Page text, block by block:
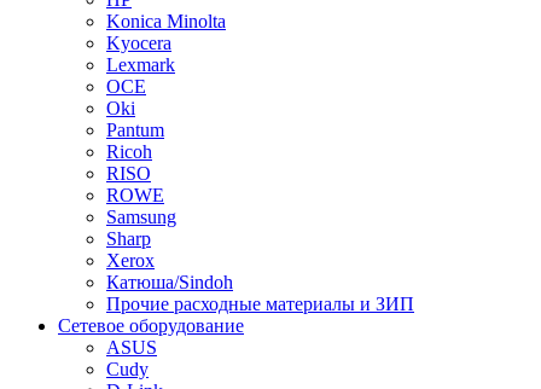
Konica Minolta
Kyocera
Lexmark
OCE
Oki
Pantum
Ricoh
RISO
ROWE
Samsung
Sharp
Xerox
Катюша/Sindoh
Прочие расходные материалы и ЗИП
Сетевое оборудование
ASUS
Cudy